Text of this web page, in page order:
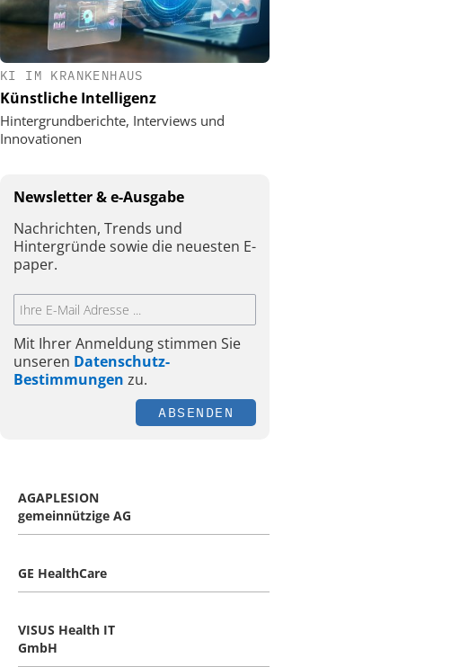
KI IM KRANKENHAUS
Künstliche Intelligenz
Hintergrundberichte, Interviews und
Innovationen
Newsletter & e-Ausgabe
Nachrichten, Trends und
Hintergründe sowie die neuesten E-
paper.
Mit Ihrer Anmeldung stimmen Sie
unseren Datenschutz-
Bestimmungen zu.
ABSENDEN
AGAPLESION
gemeinnützige AG
GE HealthCare
VISUS Health IT
GmbH